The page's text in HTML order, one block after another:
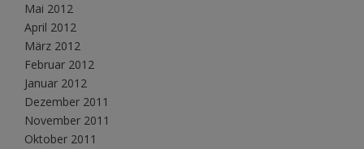
Mai 2012
April 2012
März 2012
Februar 2012
Januar 2012
Dezember 2011
November 2011
Oktober 2011